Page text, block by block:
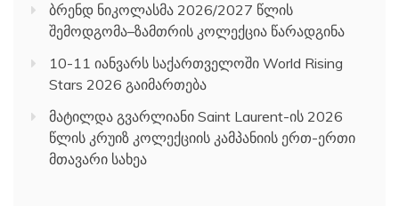
ბრენდ ნიკოლასმა 2026/2027 წლის
შემოდგომა–ზამთრის კოლექცია წარადგინა
10-11 იანვარს საქართველოში World Rising
Stars 2026 გაიმართება
მატილდა გვარლიანი Saint Laurent-ის 2026
წლის კრუიზ კოლექციის კამპანიის ერთ-ერთი
მთავარი სახეა